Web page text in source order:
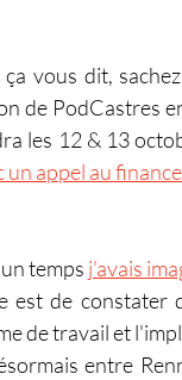
vous dit,
de PodCastres
les 12 & 13
un appel au
temps j'avais
est de constater
de travail et
entre